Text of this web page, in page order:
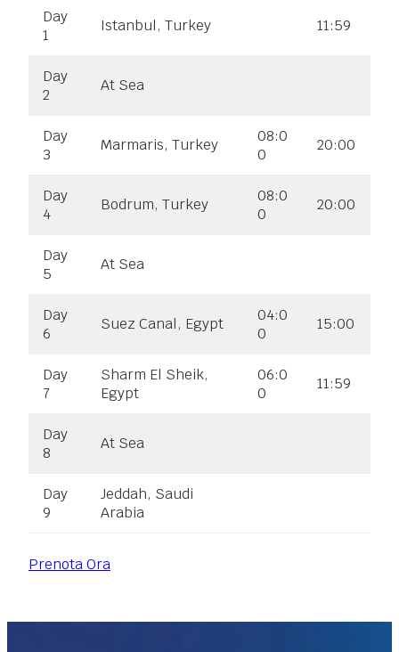
Day
1
Istanbul, Turkey 11:59
Day
2
At Sea
Day
3
Marmaris, Turkey
08:0
0
20:00
Day
4
Bodrum, Turkey
08:0
0
20:00
Day
5
At Sea
Day
6
Suez Canal, Egypt
04:0
0
15:00
Day
7
Sharm El Sheik,
Egypt
06:0
0
11:59
Day
8
At Sea
Day
9
Jeddah, Saudi
Arabia
Prenota Ora